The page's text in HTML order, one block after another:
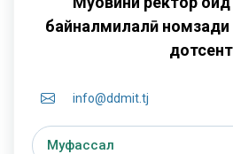
байналмилалӣ номзади
дотсент
info@ddmit.tj
Муфассал